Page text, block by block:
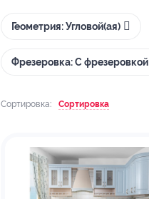
Геометрия: Угловой(ая)
Фрезеровка: С фрезеровкой
Сортировка: Сортировка